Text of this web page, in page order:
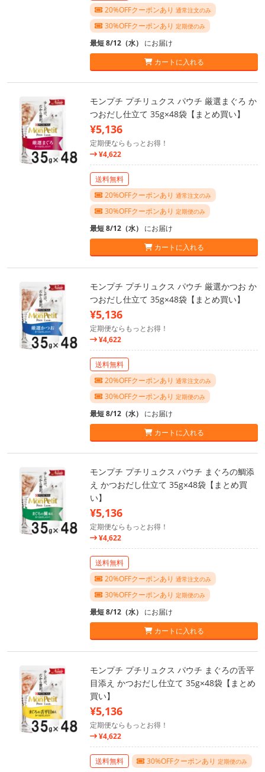
20%OFFクーポンあり 通常注文のみ
30%OFFクーポンあり 定期便のみ
最短 8/12（水） にお届け
カートに入れる
モンプチ プチリュクス パウチ 厳選まぐろ か
つおだし仕立て 35g×48袋【まとめ買い】
¥5,136
定期便ならもっとお得！
¥4,622
送料無料
20%OFFクーポンあり 通常注文のみ
30%OFFクーポンあり 定期便のみ
最短 8/12（水） にお届け
カートに入れる
モンプチ プチリュクス パウチ 厳選かつお か
つおだし仕立て 35g×48袋【まとめ買い】
¥5,136
定期便ならもっとお得！
¥4,622
送料無料
20%OFFクーポンあり 通常注文のみ
30%OFFクーポンあり 定期便のみ
最短 8/12（水） にお届け
カートに入れる
モンプチ プチリュクス パウチ まぐろの鯛添
え かつおだし仕立て 35g×48袋【まとめ買
い】
¥5,136
定期便ならもっとお得！
¥4,622
送料無料
20%OFFクーポンあり 通常注文のみ
30%OFFクーポンあり 定期便のみ
最短 8/12（水） にお届け
カートに入れる
モンプチ プチリュクス パウチ まぐろの舌平
目添え かつおだし仕立て 35g×48袋【まとめ
買い】
¥5,136
定期便ならもっとお得！
¥4,622
送料無料 30%OFFクーポンあり 定期便のみ